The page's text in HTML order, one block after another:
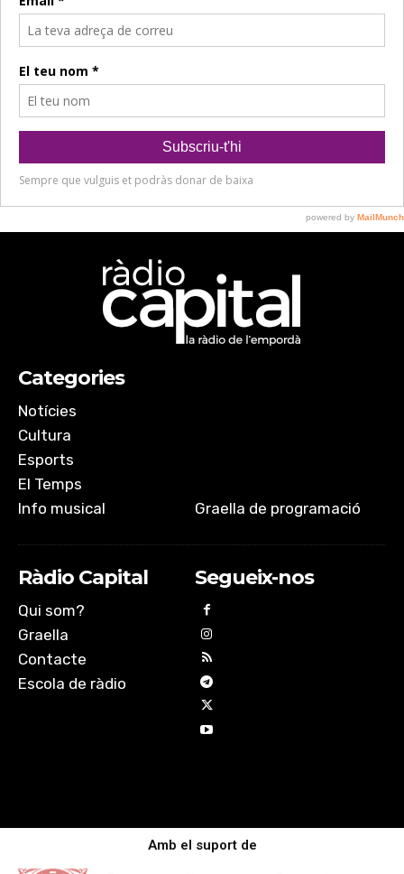
Categories
Notícies
Cultura
Esports
El Temps
Info musical
Graella de programació
Ràdio Capital
Qui som?
Graella
Contacte
Escola de ràdio
Segueix-nos
Amb el suport de